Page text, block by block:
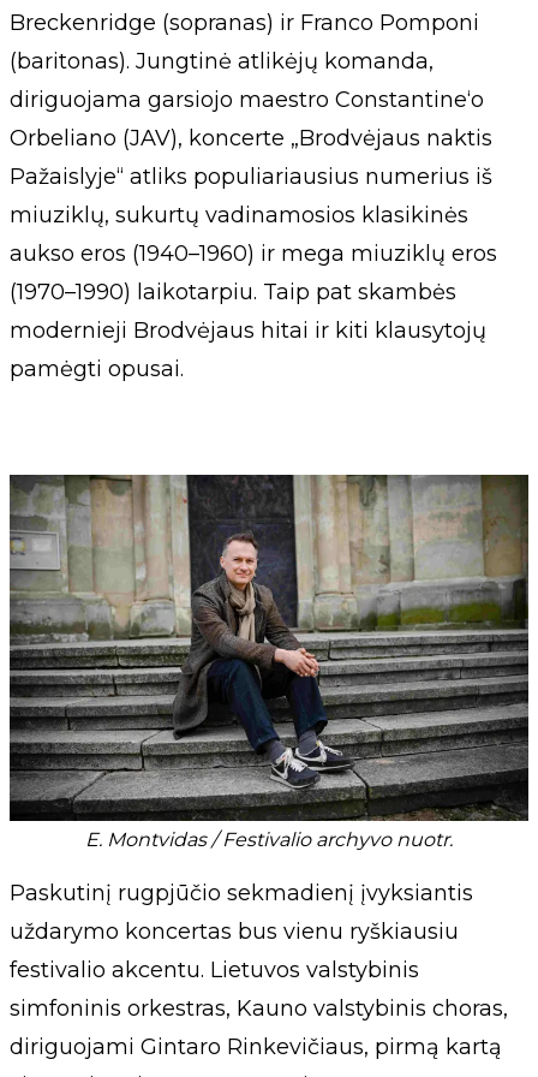
Breckenridge (sopranas) ir Franco Pomponi
(baritonas). Jungtinė atlikėjų komanda,
diriguojama garsiojo maestro Constantine‘o
Orbeliano (JAV), koncerte „Brodvėjaus naktis
Pažaislyje“ atliks populiariausius numerius iš
miuziklų, sukurtų vadinamosios klasikinės
aukso eros (1940–1960) ir mega miuziklų eros
(1970–1990) laikotarpiu. Taip pat skambės
modernieji Brodvėjaus hitai ir kiti klausytojų
pamėgti opusai.
E. Montvidas / Festivalio archyvo nuotr.
Paskutinį rugpjūčio sekmadienį įvyksiantis
uždarymo koncertas bus vienu ryškiausiu
festivalio akcentu. Lietuvos valstybinis
simfoninis orkestras, Kauno valstybinis choras,
diriguojami Gintaro Rinkevičiaus, pirmą kartą